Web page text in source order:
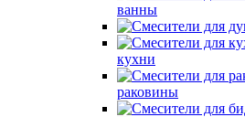
ванны
кухни
раковины